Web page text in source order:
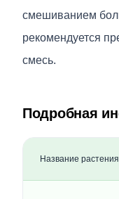
смешиванием
рекомендуется
смесь.
Подробная
Название растения